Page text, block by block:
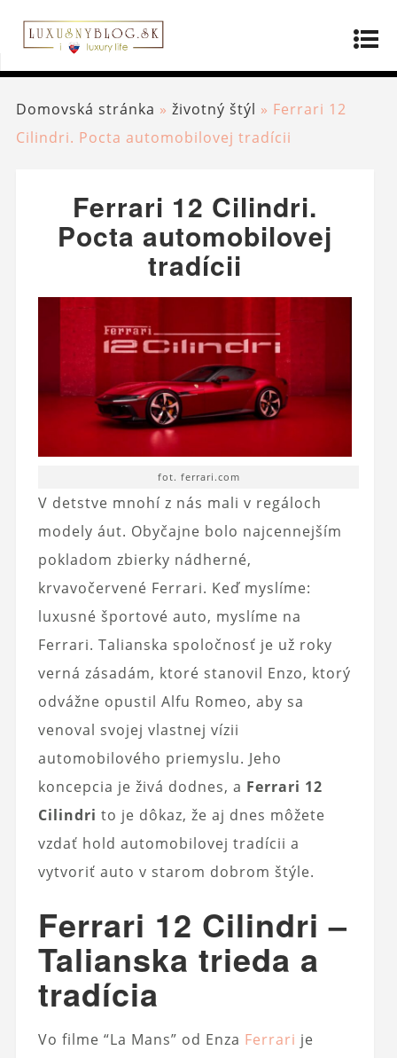
Domovská stránka » životný štýl » Ferrari 12
Cilindri. Pocta automobilovej tradícii
Ferrari 12 Cilindri.
Pocta automobilovej
tradícii
fot. ferrari.com
V detstve mnohí z nás mali v regáloch
modely áut. Obyčajne bolo najcennejším
pokladom zbierky nádherné,
krvavočervené Ferrari. Keď myslíme:
luxusné športové auto, myslíme na
Ferrari. Talianska spoločnosť je už roky
verná zásadám, ktoré stanovil Enzo, ktorý
odvážne opustil Alfu Romeo, aby sa
venoval svojej vlastnej vízii
automobilového priemyslu. Jeho
koncepcia je živá dodnes, a Ferrari 12
Cilindri to je dôkaz, že aj dnes môžete
vzdať hold automobilovej tradícii a
vytvoriť auto v starom dobrom štýle.
Ferrari 12 Cilindri –
Talianska trieda a
tradícia
Vo filme “La Mans” od Enza Ferrari je